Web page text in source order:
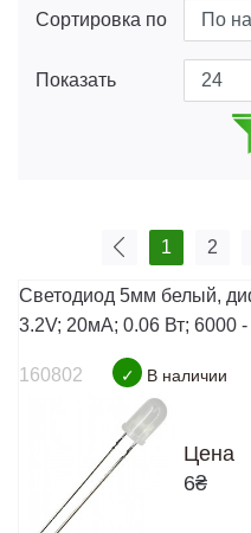
Сортировка по
Показать
1 2
Светодиод 5мм белый,
3.2V; 20мА; 0.06 Вт; 6000 -
160802 ✓ В наличии
Цена
6₴